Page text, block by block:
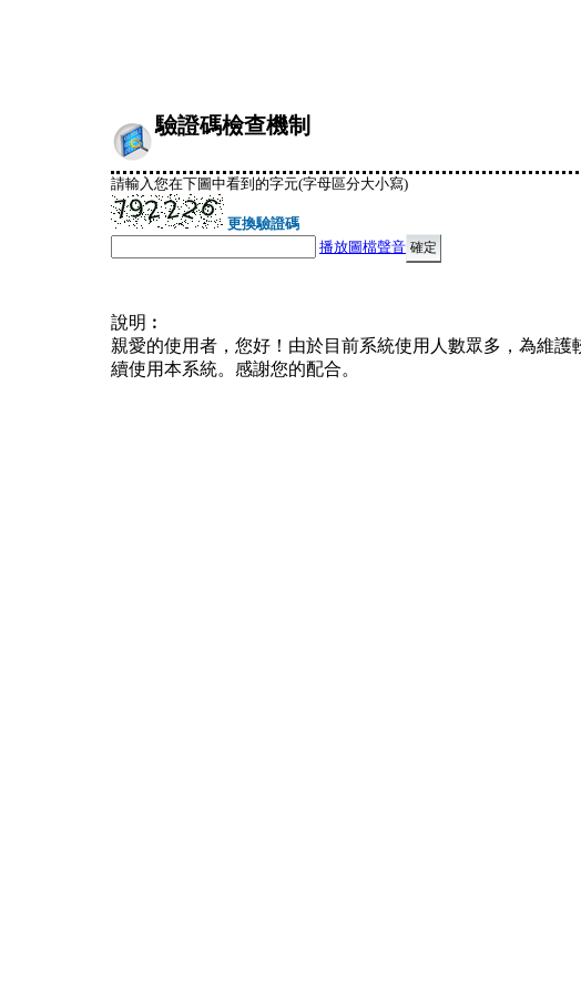
驗證碼檢查機制
請輸入您在下圖中看到的字元(字母區分大小寫)
更換驗證碼
播放圖檔聲音
說明︰
親愛的使用者，您好！由於目前系統使用人數眾多，為維
續使用本系統。感謝您的配合。